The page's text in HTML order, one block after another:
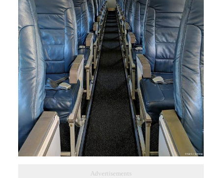
Advertisements